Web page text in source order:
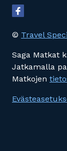
© Travel
Saga Matkat
Jatkamalla
Matkojen